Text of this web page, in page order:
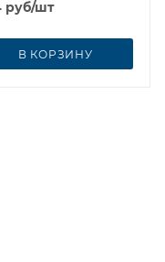
руб/шт
В КОРЗИНУ